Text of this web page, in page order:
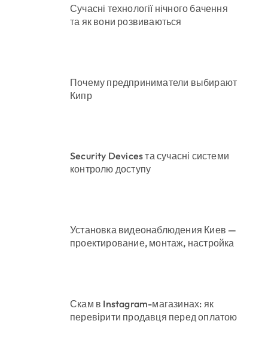
умовах
12,5 млн грн»
становлять понад 245 тисяч гривень
рятувала інших
Сучасні технології нічного бачення
та як вони розвиваються
Почему предприниматели выбирают
Кипр
Security Devices та сучасні системи
контролю доступу
Установка видеонаблюдения Киев —
проектирование, монтаж, настройка
Скам в Instagram-магазинах: як
перевірити продавця перед оплатою